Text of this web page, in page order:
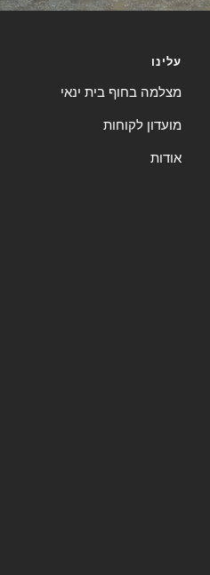
עלינו
מצלמה בחוף בית ינאי
מועדון לקוחות
אודות